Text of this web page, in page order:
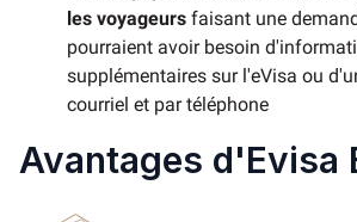
les voyageurs faisant une
pourraient avoir besoin
supplémentaires sur l'eVisa ou
courriel et par téléphone
Avantages d'Evisa